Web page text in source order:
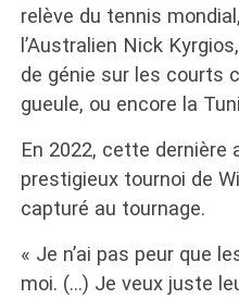
relève du tennis
l’Australien Nick
de génie sur les courts
gueule, ou encore la
En 2022, cette dernière
prestigieux tournoi de
capturé au tournage.
« Je n’ai pas peur que
moi. (…) Je veux juste